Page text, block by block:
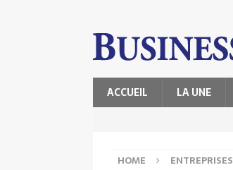
ACCUEIL LA UNE
HOME ENTREPRISES